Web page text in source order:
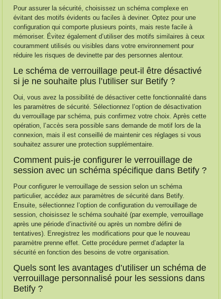
Pour assurer la sécurité, choisissez un schéma complexe en
évitant des motifs évidents ou faciles à deviner. Optez pour une
configuration qui comporte plusieurs points, mais reste facile à
mémoriser. Évitez également d’utiliser des motifs similaires à ceux
couramment utilisés ou visibles dans votre environnement pour
réduire les risques de devinette par des personnes alentour.
Le schéma de verrouillage peut-il être désactivé
si je ne souhaite plus l’utiliser sur Betify ?
Oui, vous avez la possibilité de désactiver cette fonctionnalité dans
les paramètres de sécurité. Sélectionnez l’option de désactivation
du verrouillage par schéma, puis confirmez votre choix. Après cette
opération, l’accès sera possible sans demande de motif lors de la
connexion, mais il est conseillé de maintenir ces réglages si vous
souhaitez assurer une protection supplémentaire.
Comment puis-je configurer le verrouillage de
session avec un schéma spécifique dans Betify ?
Pour configurer le verrouillage de session selon un schéma
particulier, accédez aux paramètres de sécurité dans Betify.
Ensuite, sélectionnez l’option de configuration du verrouillage de
session, choisissez le schéma souhaité (par exemple, verrouillage
après une période d’inactivité ou après un nombre défini de
tentatives). Enregistrez les modifications pour que le nouveau
paramètre prenne effet. Cette procédure permet d’adapter la
sécurité en fonction des besoins de votre organisation.
Quels sont les avantages d’utiliser un schéma de
verrouillage personnalisé pour les sessions dans
Betify ?